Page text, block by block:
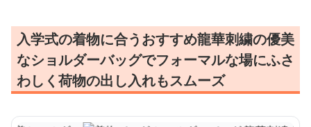
入学式の着物に合うおすすめ龍華刺繍の優美
なショルダーバッグでフォーマルな場にふさ
わしく荷物の出し入れもスムーズ